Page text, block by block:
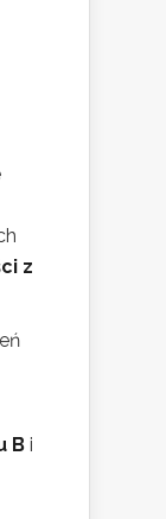
z
B i